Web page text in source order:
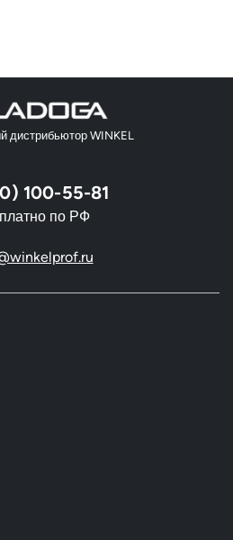
дистрибьютор WINKEL
100-55-81
по РФ